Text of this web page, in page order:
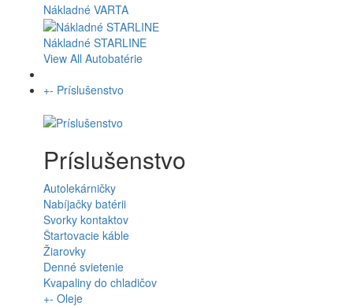
Nákladné VARTA
Nákladné STARLINE
View All Autobatérie
+- Príslušenstvo
Príslušenstvo
Autolekárničky
Nabíjačky batérii
Svorky kontaktov
Štartovacie káble
Žiarovky
Denné svietenie
Kvapaliny do chladičov
+- Oleje